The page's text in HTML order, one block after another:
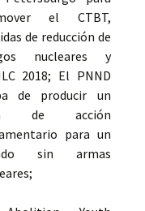
el CTBT,
de reducción de
nucleares y
2018; El PNND
de producir un
de acción
para un
sin armas